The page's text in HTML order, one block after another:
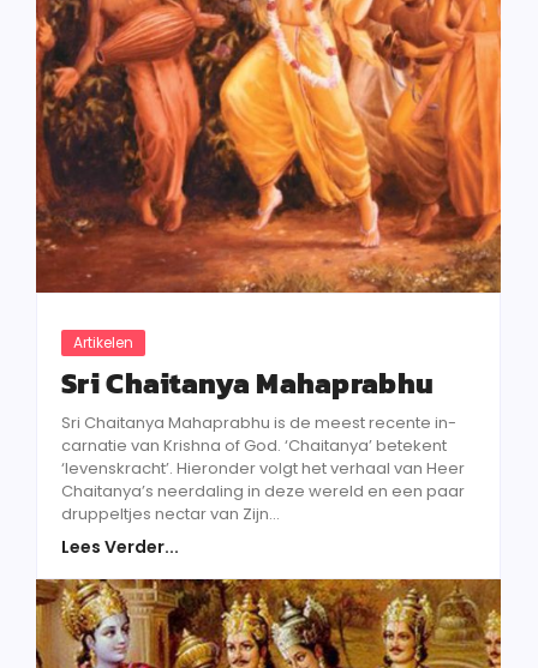
Artikelen
Sri Chaitanya Mahaprabhu
Sri Chaitanya Mahaprabhu is de meest recente in­
carnatie van Krishna of God. ‘Chaitanya’ betekent
‘levenskracht’. Hieronder volgt het verhaal van Heer
Chaitanya’s neerdaling in deze wereld en een paar
druppeltjes nectar van Zijn...
Lees Verder...